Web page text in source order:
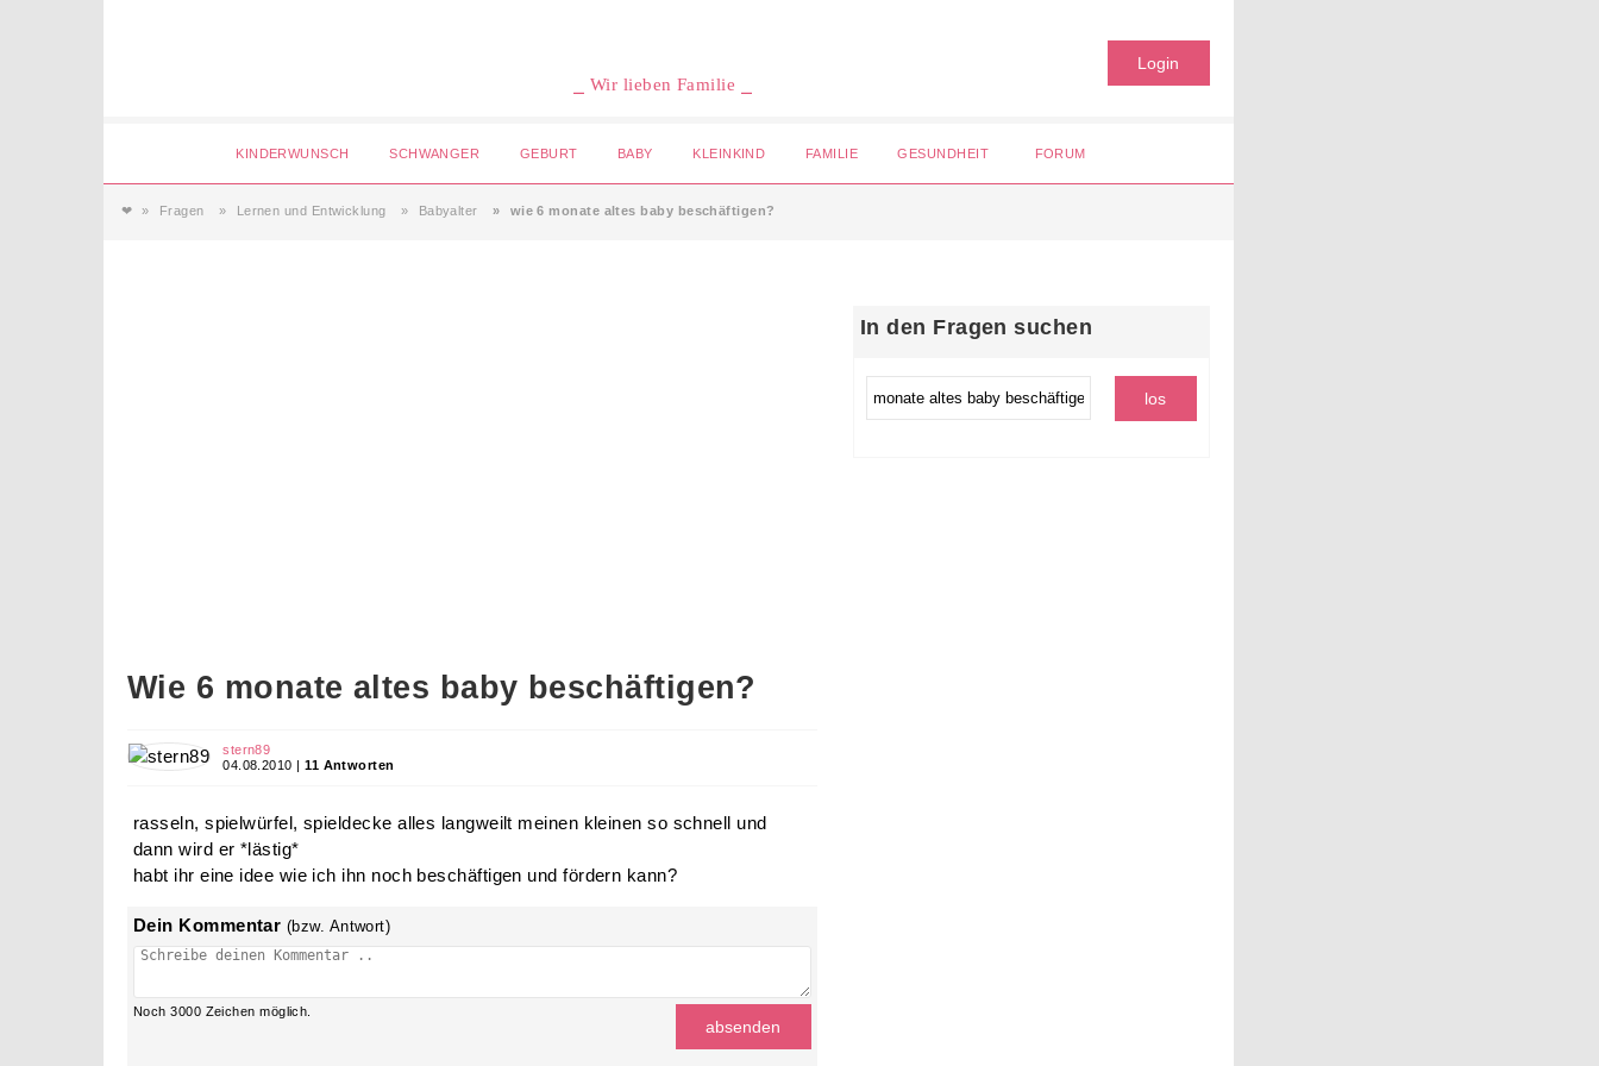
⎯ Wir lieben Familie ⎯
Login
KINDERWUNSCH SCHWANGER GEBURT BABY KLEINKIND FAMILIE GESUNDHEIT FORUM
❤ Fragen Lernen und Entwicklung Babyalter wie 6 monate altes baby beschäftigen?
Wie 6 monate altes baby beschäftigen?
stern89
04.08.2010 |11 Antworten
rasseln, spielwürfel, spieldecke alles langweilt meinen kleinen so schnell und
dann wird er *lästig*
habt ihr eine idee wie ich ihn noch beschäftigen und fördern kann?
Dein Kommentar (bzw. Antwort)
Noch3000 Zeichen möglich.
In den Fragen suchen